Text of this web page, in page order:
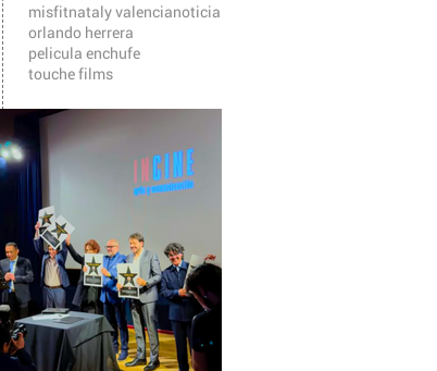
misfitnataly valencianoticia
orlando herrera
pelicula enchufe
touche films